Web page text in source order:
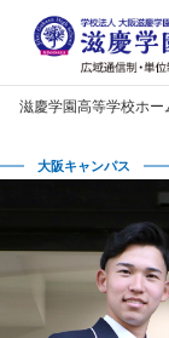
滋慶学園高等学校ホー
大阪キャンパス